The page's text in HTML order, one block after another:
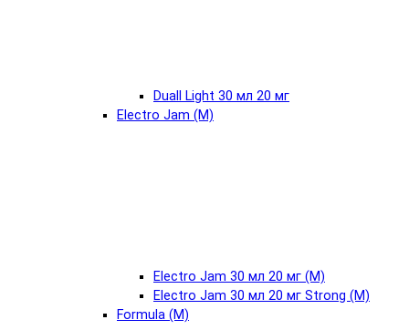
Duall Light 30 мл 20 мг
Electro Jam (М)
Electro Jam 30 мл 20 мг (М)
Electro Jam 30 мл 20 мг Strong (М)
Formula (М)